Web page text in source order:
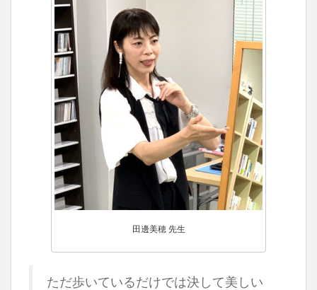
田邊美穂 先生
ただ歩いているだけでは決して美しい